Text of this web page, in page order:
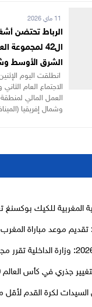
الرباط تحتضن
ال42
الشرق الأوسط
انطلقت اليوم
الاجتماع العام
العمل المالي
وشمال إفريقيا
المغربية للكيك
تقديم موعد مباراة
عيد الأضحى 2026: وزارة
جذري في كأس العالم 2030